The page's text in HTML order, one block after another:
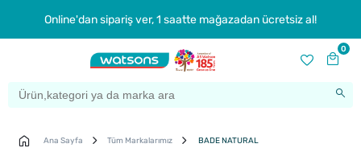
Online'dan sipariş ver, 1 saatte mağazadan ücretsiz al!
0
Ana Sayfa Tüm Markalarımız BADE NATURAL